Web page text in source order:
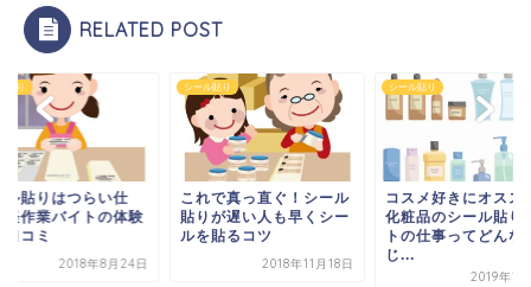
RELATED POST
貼り
ル貼りはつらい仕
軽作業バイトの体験
口コミ
2018年8月24日
シール貼り
これで真っ直ぐ！シール
貼りが遅い人も早くシー
ルを貼るコツ
2018年11月18日
シール貼り
コスメ好きにオスス
化粧品のシール貼り
トの仕事ってどんな
じ...
2019年1